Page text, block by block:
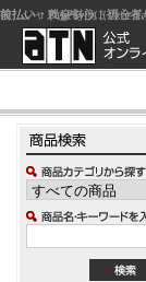
ジャズを中心に初心
前払い：クレジットカー
後払い：代金引換（現金
前払い：PayPay